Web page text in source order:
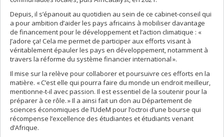
Depuis, il s’épanouit au quotidien au sein de ce cabinet-conseil qui
a pour ambition d’aider les pays africains à mobiliser davantage
de financement pour le développement et l’action climatique : «
J’adore ça! Cela me permet de participer aux efforts visant à
véritablement épauler les pays en développement, notamment à
travers la réforme du système financier international ».
Il mise sur la relève pour collaborer et poursuivre ces efforts en la
matière. « C’est elle qui pourra faire du monde un endroit meilleur,
mentionne-t-il avec passion. Il est essentiel de la soutenir pour la
préparer à ce rôle. » Il a ainsi fait un don au Département de
sciences économiques de l’UdeM pour l’octroi d’une bourse qui
récompense l’excellence des étudiantes et étudiants venant
d’Afrique.